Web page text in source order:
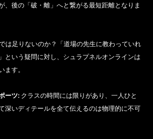
、後の「破・離」へと繋がる最短距離となりま
は足りないのか？「道場の先生に教わっていれ
という疑問に対し、シュラプネルオンラインは
ます。
ーツ: クラスの時間には限りがあり、一人ひと
深いディテールを全て伝えるのは物理的に不可